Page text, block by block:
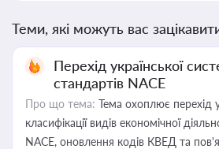
Теми, які можуть вас
Перехід української
стандартів NACE
Про що тема: Тема охоплює перехід
класифікації видів економічної
NACE, оновлення кодів КВЕД та